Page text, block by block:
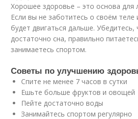
Хорошее здоровье – это основа для
Если вы не заботитесь о своём
будет двигаться дальше.
достаточно сна, правильно
занимаетесь спортом.
Советы по улучшению
Спите не менее 7 часов в сутки
Ешьте больше фруктов и овощей
Пейте достаточно воды
Занимайтесь спортом регулярно